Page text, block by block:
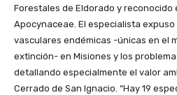
Forestales de Eldorado y reconocido
Apocynaceae. El especialista
vasculares endémicas -únicas en el
extinción- en Misiones y los
detallando especialmente el valor
Cerrado de San Ignacio. “Hay 19